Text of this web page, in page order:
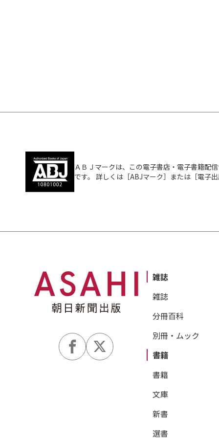
ＡＢＪマークは、この電子書店・電子書籍配
です。 詳しくは［ABJマーク］または［電子
雑誌
雑誌
分冊百科
別冊・ムック
書籍
書籍
文庫
新書
選書